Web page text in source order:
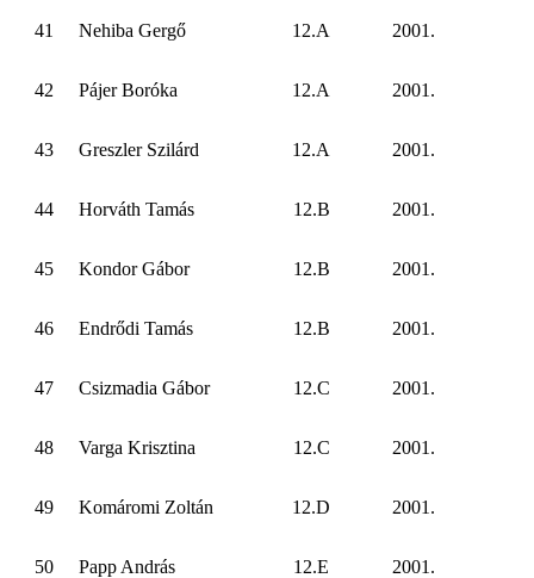
41 Nehiba Gergő 12.A 2001.
42 Pájer Boróka 12.A 2001.
43 Greszler Szilárd 12.A 2001.
44 Horváth Tamás 12.B 2001.
45 Kondor Gábor 12.B 2001.
46 Endrődi Tamás 12.B 2001.
47 Csizmadia Gábor 12.C 2001.
48 Varga Krisztina 12.C 2001.
49 Komáromi Zoltán 12.D 2001.
50 Papp András 12.E 2001.